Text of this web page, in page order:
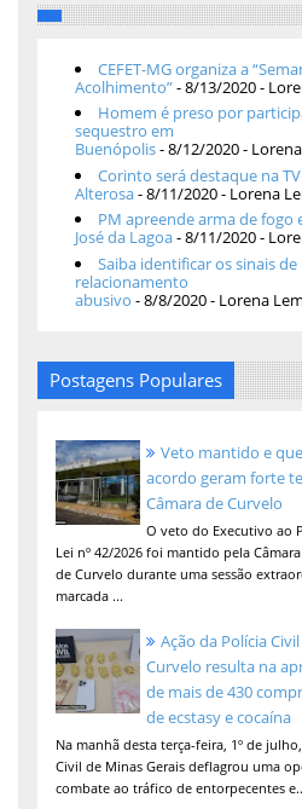
CEFET-MG organiza a
Acolhimento”- 8/13/2020-
Homem é preso por
sequestro em
Buenópolis- 8/12/2020-
Corinto será destaque na TV
Alterosa- 8/11/2020- Lorena
PM apreende arma de fogo
José da Lagoa- 8/11/2020-
Saiba identificar os sinais de
relacionamento
abusivo - 8/8/2020- Lorena
Postagens Populares
Veto mantido e
acordo geram forte
Câmara de Curvelo
O veto do Executivo ao
Lei nº 42/2026 foi mantido pela
de Curvelo durante uma sessão
marcada ...
Ação da Polícia
Curvelo resulta na
de mais de 430
de ecstasy e cocaína
Na manhã desta terça-feira, 1º de
Civil de Minas Gerais deflagrou uma
combate ao tráfico de entorpecentes